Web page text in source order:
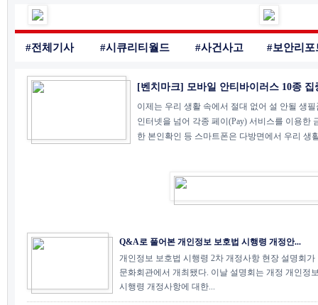
#전체기사 #시큐리티월드 #사건사고 #보안리포
[벤치마크] 모바일 안티바이러스 10종 집
이제는 우리 생활 속에서 절대 없어 설 안될 생
인터넷을 넘어 각종 페이(Pay) 서비스를 이용한
한 본인확인 등 스마트폰은 다방면에서 우리 생
Q&A로 풀어본 개인정보 보호법 시행령 개정안...
개인정보 보호법 시행령 2차 개정사항 현장 설명회가
문화회관에서 개최됐다. 이날 설명회는 개정 개인정
시행령 개정사항에 대한...